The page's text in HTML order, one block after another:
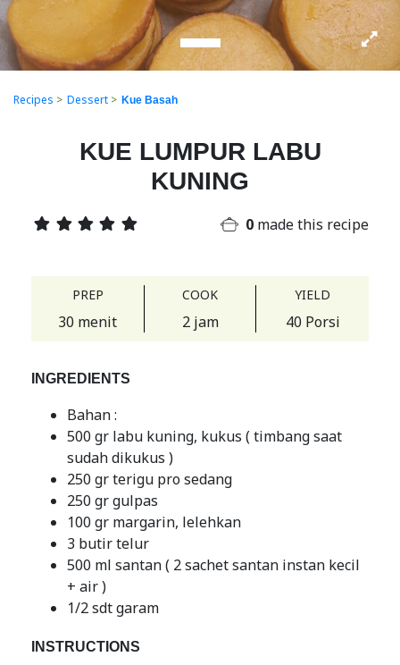
Recipes > Dessert > Kue Basah
KUE LUMPUR LABU
KUNING
0 made this recipe
PREP
30 menit
COOK
2 jam
YIELD
40 Porsi
INGREDIENTS
Bahan :
500 gr labu kuning, kukus ( timbang saat
sudah dikukus )
250 gr terigu pro sedang
250 gr gulpas
100 gr margarin, lelehkan
3 butir telur
500 ml santan ( 2 sachet santan instan kecil
+ air )
1/2 sdt garam
INSTRUCTIONS